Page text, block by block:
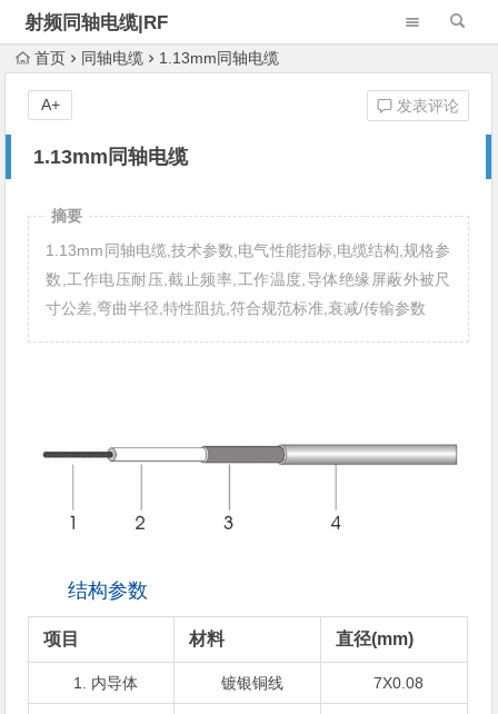
射频同轴电缆|RF
Cable Assembly
首页 同轴电缆 1.13mm同轴电缆
1.13mm同轴电缆
发表评论
A+
摘要
1.13mm同轴电缆,技术参数,电气性能指标,电缆结构,规格参
数,工作电压耐压,截止频率,工作温度,导体绝缘屏蔽外被尺
寸公差,弯曲半径,特性阻抗,符合规范标准,衰减/传输参数
结构参数
项目 材料 直径(mm)
1. 内导体 镀银铜线 7X0.08